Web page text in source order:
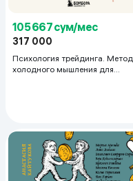
105 667 сум/мес
317 000
Психология трейдинга. Метод
холодного мышления для